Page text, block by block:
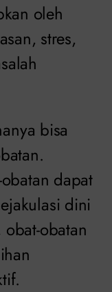
oleh
stres,
bisa
dapat
dini
obatan